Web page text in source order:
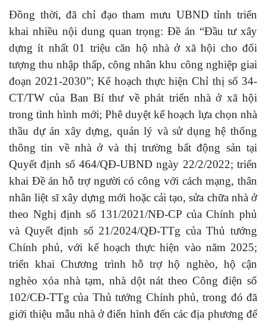
Đồng thời, đã chỉ đạo tham mưu UBND tỉnh triển
khai nhiều nội dung quan trọng: Đề án “Đầu tư xây
dựng ít nhất 01 triệu căn hộ nhà ở xã hội cho đối
tượng thu nhập thấp, công nhân khu công nghiệp giai
đoạn 2021-2030”; Kế hoạch thực hiện Chỉ thị số 34-
CT/TW của Ban Bí thư về phát triển nhà ở xã hội
trong tình hình mới; Phê duyệt kế hoạch lựa chọn nhà
thầu dự án xây dựng, quản lý và sử dụng hệ thống
thông tin về nhà ở và thị trường bất động sản tại
Quyết định số 464/QĐ-UBND ngày 22/2/2022; triển
khai Đề án hỗ trợ người có công với cách mạng, thân
nhân liệt sĩ xây dựng mới hoặc cải tạo, sửa chữa nhà ở
theo Nghị định số 131/2021/NĐ-CP của Chính phủ
và Quyết định số 21/2024/QĐ-TTg của Thủ tướng
Chính phủ, với kế hoạch thực hiện vào năm 2025;
triển khai Chương trình hỗ trợ hộ nghèo, hộ cận
nghèo xóa nhà tạm, nhà dột nát theo Công điện số
102/CĐ-TTg của Thủ tướng Chính phủ, trong đó đã
giới thiệu mẫu nhà ở điển hình đến các địa phương để